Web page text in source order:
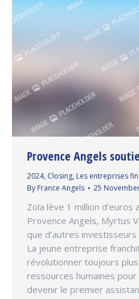
Provence Angels
2024, Closing, Les entreprises
By France Angels 25
Zola lève 1 million d’euros
Provence Angels, Myrtus
que d’autres
La jeune entreprise
révolutionner toujours
ressources humaines
devenir le premier